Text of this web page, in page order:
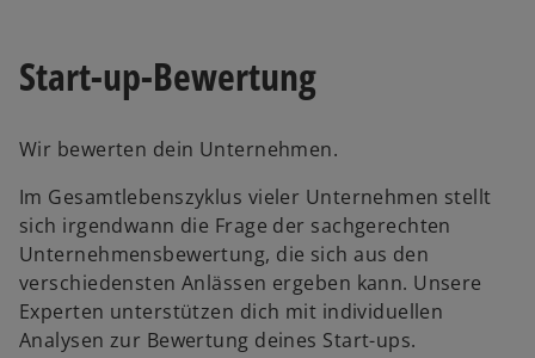
Start-up-Bewertung
Wir bewerten dein Unternehmen.
Im Gesamtlebenszyklus vieler Unternehmen stellt
sich irgendwann die Frage der sachgerechten
Unternehmensbewertung, die sich aus den
verschiedensten Anlässen ergeben kann. Unsere
Experten unterstützen dich mit individuellen
Analysen zur Bewertung deines Start-ups.